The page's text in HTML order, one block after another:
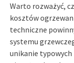
Warto rozważyć,
kosztów
techniczne
systemu
unikanie typowych